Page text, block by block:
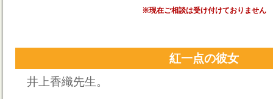
※現在ご相談は受け付けておりません
紅一点の彼女
井上香織先生。